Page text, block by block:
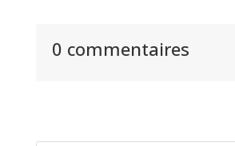
0 commentaires